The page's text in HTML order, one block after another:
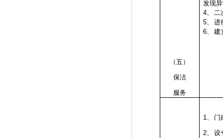
（五）
保洁
服务
发现
4、
二
5、
进
6、
建
1、 门
2、
设